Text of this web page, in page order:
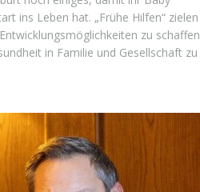
ins Leben hat. „Frühe Hilfen“ zielen
zu schaffen
in Familie und Gesellschaft zu